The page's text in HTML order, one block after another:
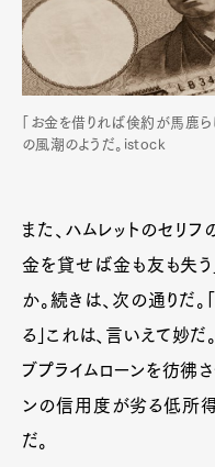
「お金を借りれば倹約が馬鹿ら
の風潮のようだ。istock
また、ハムレットのセリフ
金を貸せば金も友も失う
か。続きは、次の通りだ
る」これは、言いえて妙だ
ブプライムローンを彷彿さ
ンの信用度が劣る低所
だ。